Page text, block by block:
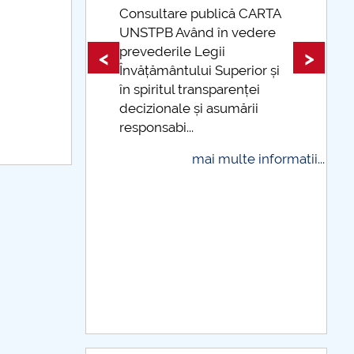
Superior și
Taxe de școlarizare
indexate Taxele se pot plăti
și cu cardul
mai multe
< >